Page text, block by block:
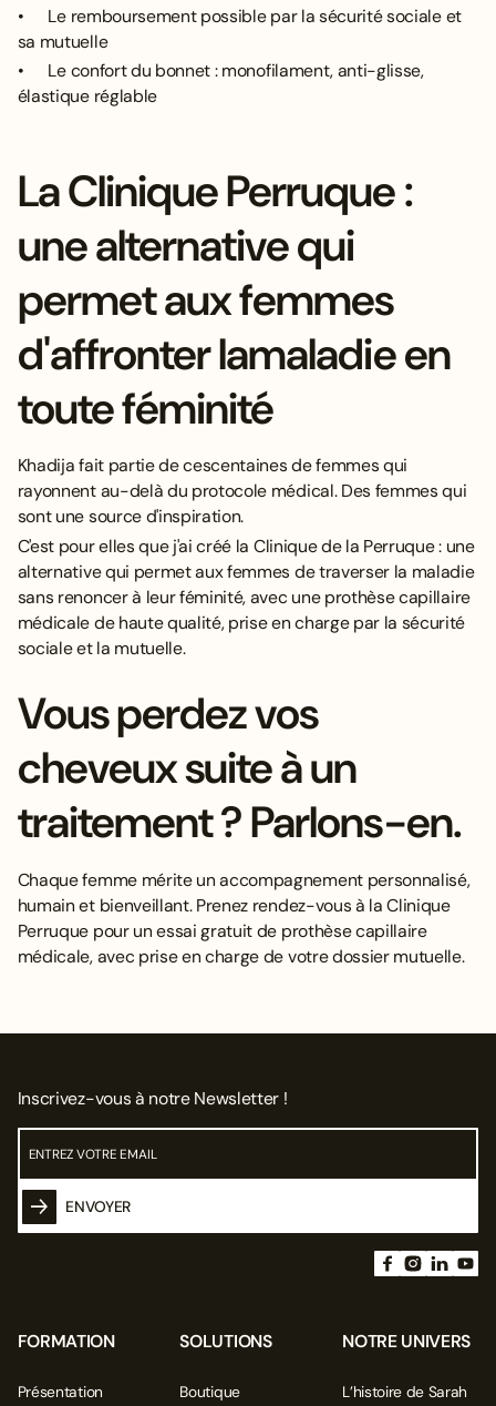
• Leremboursement possible par la sécurité socialeet
sa mutuelle
• Le confort du bonnet : monofilament, anti-glisse,
élastique réglable
La Clinique Perruque :
une alternative qui
permet aux femmes
d'affronter lamaladie en
toute féminité
Khadija fait partie de cescentaines de femmes qui
rayonnent au-delà du protocole médical. Des femmes qui
sont une source d'inspiration.
C'est pour elles que j'ai créé la Clinique de la Perruque : une
alternative qui permet aux femmes de traverser la maladie
sans renoncer à leur féminité, avec une prothèsecapillaire
médicale de haute qualité, prise en charge par la sécurité
sociale et la mutuelle.
Vous perdez vos
cheveux suite à un
traitement ? Parlons-en.
Chaque femme mérite un accompagnement personnalisé,
humain et bienveillant. Prenez rendez-vous à la Clinique
Perruque pour un essai gratuit de prothèse capillaire
médicale, avec prise en charge de votre dossier mutuelle.
Inscrivez-vous à notre Newsletter !
ENVOYER
FORMATION
Présentation
SOLUTIONS
Boutique
NOTRE UNIVERS
L’histoire de Sarah